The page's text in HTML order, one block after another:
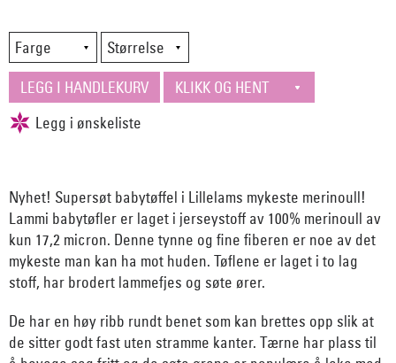
Nyhet! Supersøt babytøffel i Lillelams mykeste merinoull!
Lammi babytøfler er laget i jerseystoff av 100% merinoull av
kun 17,2 micron. Denne tynne og fine fiberen er noe av det
mykeste man kan ha mot huden. Tøflene er laget i to lag
stoff, har brodert lammefjes og søte ører.
De har en høy ribb rundt benet som kan brettes opp slik at
de sitter godt fast uten stramme kanter. Tærne har plass til